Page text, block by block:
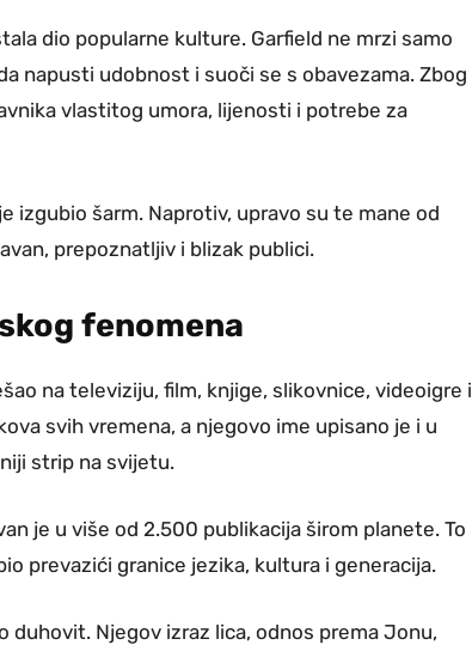
dio popularne kulture. Garfield ne mrzi samo
napusti udobnost i suoči se s obavezama. Zbog
vlastitog umora, lijenosti i potrebe za
izgubio šarm. Naprotiv, upravo su te mane od
prepoznatljiv i blizak publici.
fenomena
na televiziju, film, knjige, slikovnice, videoigre i
svih vremena, a njegovo ime upisano je i u
strip na svijetu.
je u više od 2.500 publikacija širom planete. To
prevazići granice jezika, kultura i generacija.
duhovit. Njegov izraz lica, odnos prema Jonu,